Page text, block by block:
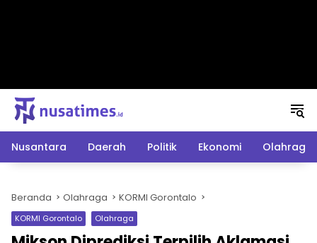
Nusantara Daerah Politik Ekonomi Olahraga
Beranda Olahraga KORMI Gorontalo
KORMI Gorontalo Olahraga